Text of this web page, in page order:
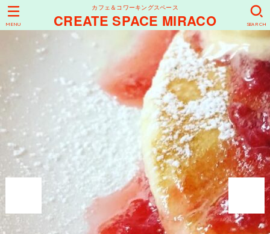
カフェ＆コワーキングスペース
CREATE SPACE MIRACO SEARCH
MENU